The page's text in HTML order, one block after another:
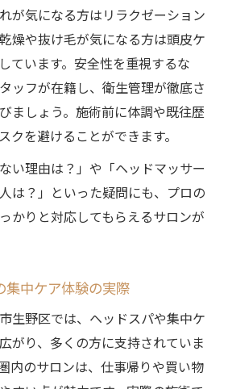
が気になる方はリラクゼーション
燥や抜け毛が気になる方は頭皮ケ
ています。安全性を重視するな
ッフが在籍し、衛生管理が徹底さ
ましょう。施術前に体調や既往歴
クを避けることができます。
い理由は？」や「ヘッドマッサー
は？」といった疑問にも、プロの
かりと対応してもらえるサロンが
中ケア体験の実際
生野区では、ヘッドスパや集中ケ
がり、多くの方に支持されていま
内のサロンは、仕事帰りや買い物